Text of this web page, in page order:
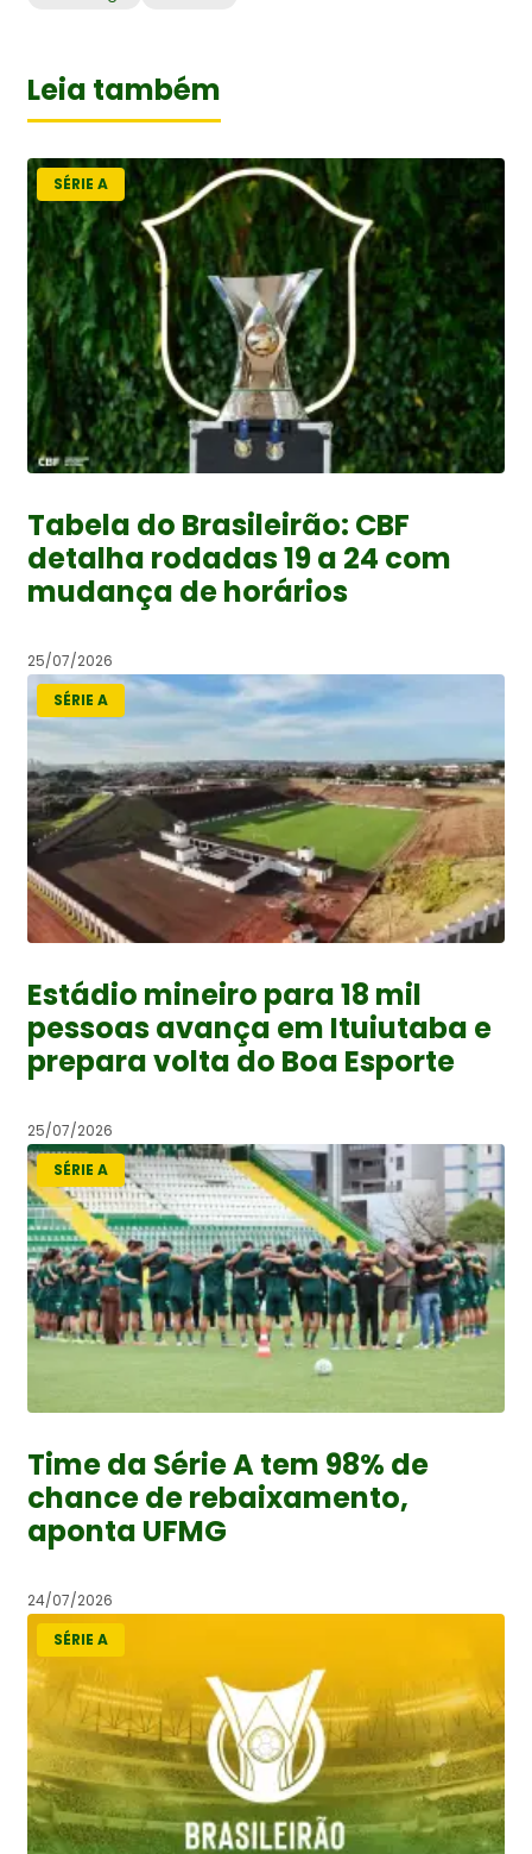
Leia também
SÉRIE A
Tabela do Brasileirão: CBF
detalha rodadas 19 a 24 com
mudança de horários
25/07/2026
SÉRIE A
Estádio mineiro para 18 mil
pessoas avança em Ituiutaba e
prepara volta do Boa Esporte
25/07/2026
SÉRIE A
Time da Série A tem 98% de
chance de rebaixamento,
aponta UFMG
24/07/2026
SÉRIE A